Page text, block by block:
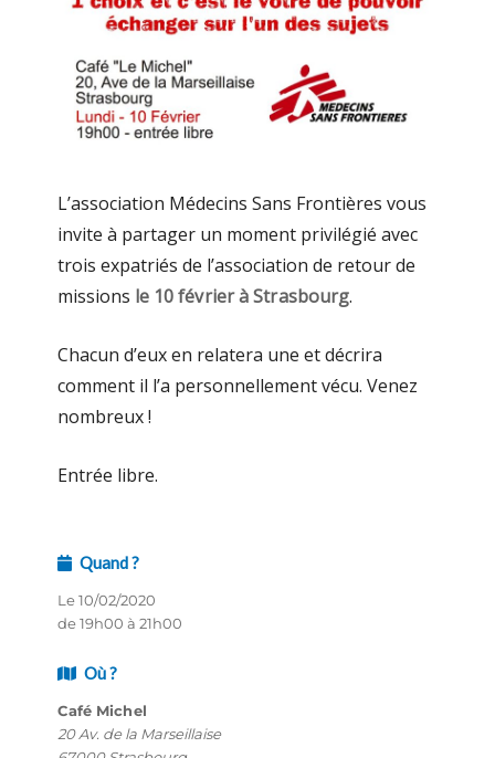
L’association Médecins Sans Frontières vous
invite à partager un moment privilégié avec
trois expatriés de l’association de retour de
missions le 10 février à Strasbourg.
Chacun d’eux en relatera une et décrira
comment il l’a personnellement vécu. Venez
nombreux !
Entrée libre.
Quand ?
Le 10/02/2020
de 19h00 à 21h00
Où ?
Café Michel
20 Av. de la Marseillaise